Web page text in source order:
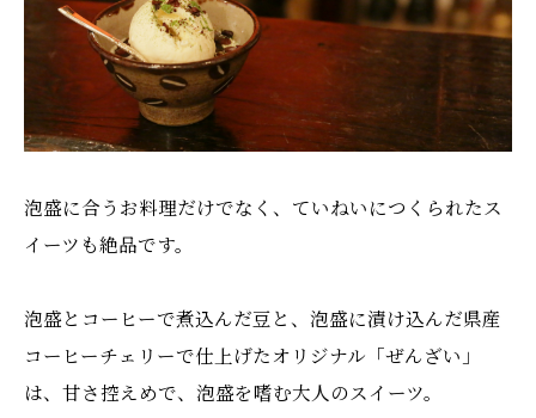
泡盛に合うお料理だけでなく、ていねいにつくられたス
イーツも絶品です。
泡盛とコーヒーで煮込んだ豆と、泡盛に漬け込んだ県産
コーヒーチェリーで仕上げたオリジナル「ぜんざい」
は、甘さ控えめで、泡盛を嗜む大人のスイーツ。